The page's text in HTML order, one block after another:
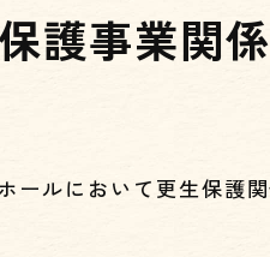
護事業関
ールにおいて更生保護